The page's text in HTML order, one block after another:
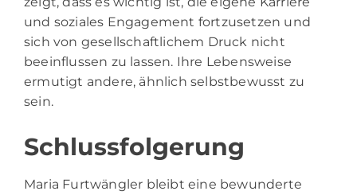
und soziales Engagement fortzusetzen und
sich von gesellschaftlichem Druck nicht
beeinflussen zu lassen. Ihre Lebensweise
ermutigt andere, ähnlich selbstbewusst zu
sein.
Schlussfolgerung
Maria Furtwängler bleibt eine bewunderte